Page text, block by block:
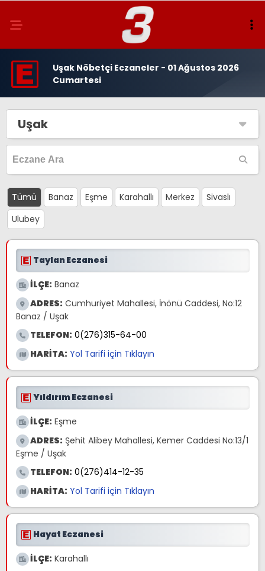
Uşak Nöbetçi Eczaneler - 01 Ağustos 2026
Cumartesi
Uşak
Tümü Banaz Eşme Karahallı Merkez
Sivaslı
Ulubey
Taylan Eczanesi
İLÇE: Banaz
ADRES: Cumhuriyet Mahallesi, İnönü Caddesi, No:12
Banaz / Uşak
TELEFON: 0(276)315-64-00
HARİTA: Yol Tarifi için Tıklayın
Yıldırım Eczanesi
İLÇE: Eşme
ADRES: Şehit Alibey Mahallesi, Kemer Caddesi No:13/1
Eşme / Uşak
TELEFON: 0(276)414-12-35
HARİTA: Yol Tarifi için Tıklayın
Hayat Eczanesi
İLÇE: Karahallı